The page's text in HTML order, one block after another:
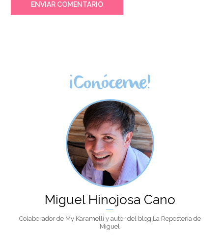
ENVIAR COMENTARIO
¡Conóceme!
Miguel Hinojosa Cano
Colaborador de My Karamelli y autor del blog La Repostería de
Miguel